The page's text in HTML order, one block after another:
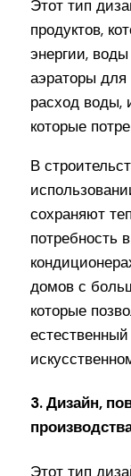
Этот тип
продуктов,
энергии,
аэраторы
расход воды,
которые
В
сохраняют
потребность
домов с
которые
3. Дизайн,
Этот тип